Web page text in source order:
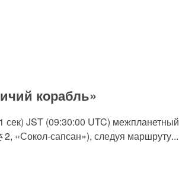
корабль»
сек) JST (09:30:00 UTC)
«Сокол-сапсан»), следуя маршруту...